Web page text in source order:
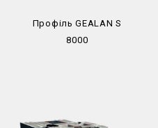
Профіль GEALAN S
8000